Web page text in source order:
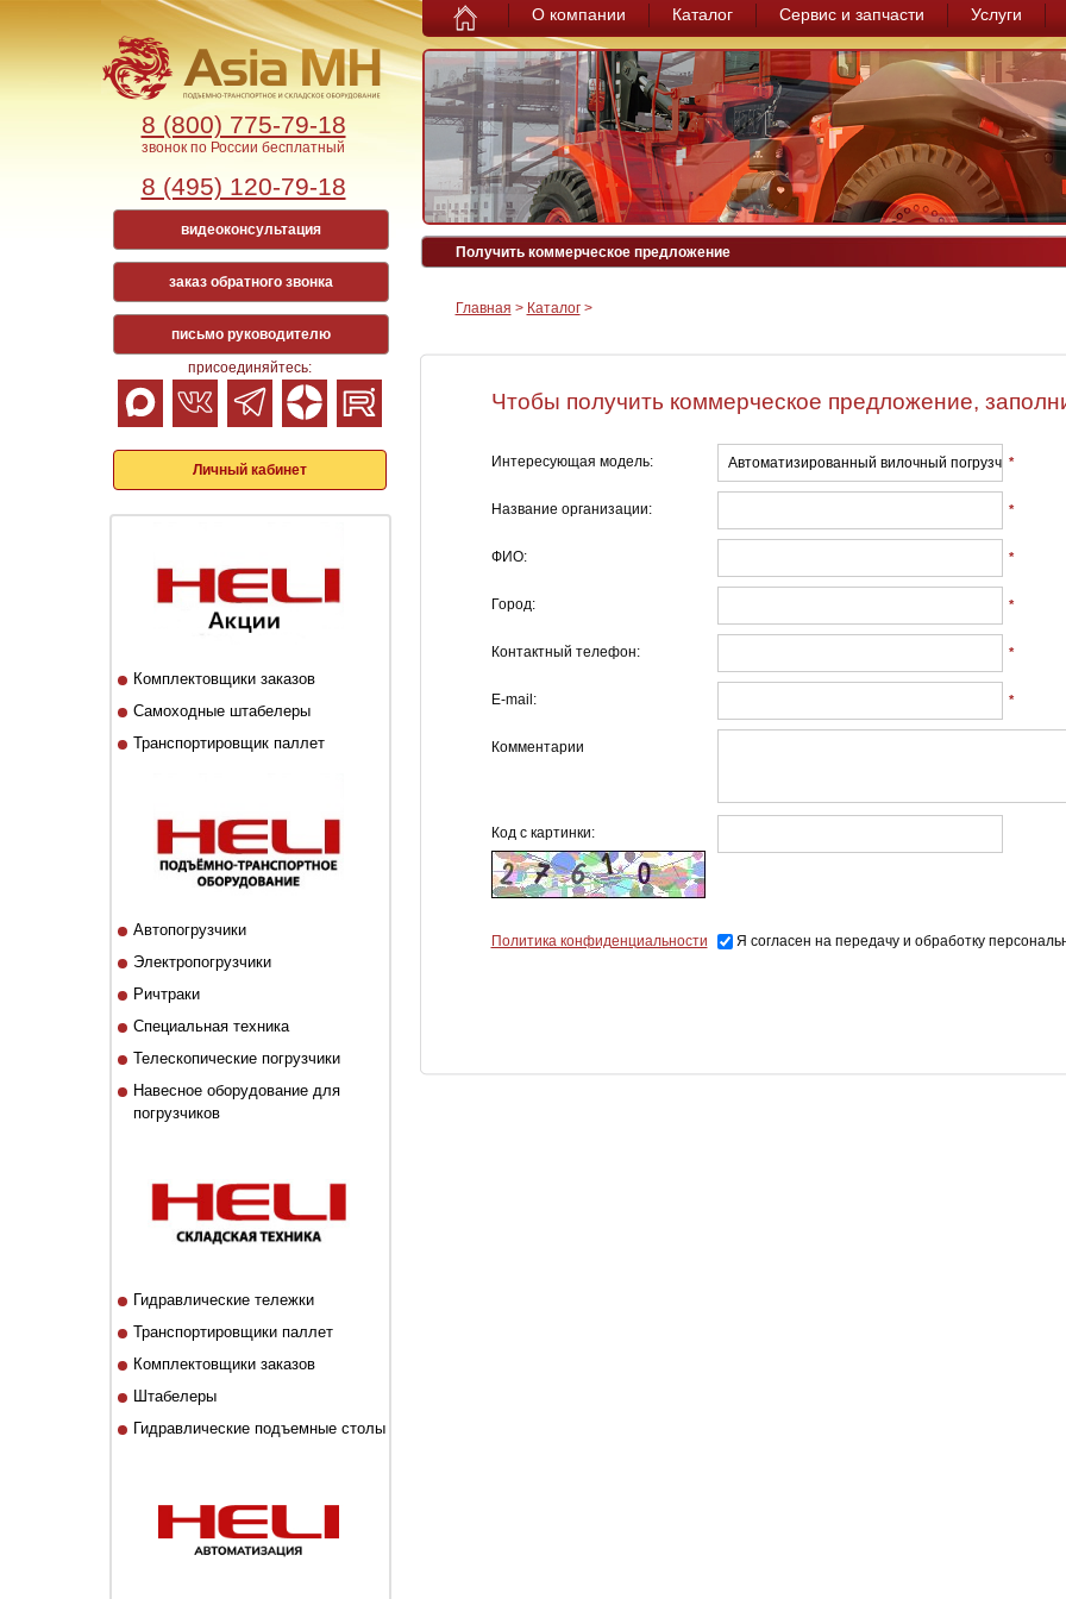
8 (800) 775-79-18
звонок по России бесплатный
8 (495) 120-79-18
видеоконсультация
заказ обратного звонка
письмо руководителю
присоединяйтесь:
Личный кабинет
Комплектовщики заказов
Самоходные штабелеры
Транспортировщик паллет
Автопогрузчики
Электропогрузчики
Ричтраки
Специальная техника
Телескопические погрузчики
Навесное оборудование для
погрузчиков
Гидравлические тележки
Транспортировщики паллет
Комплектовщики заказов
Штабелеры
Гидравлические подъемные столы
О компании Каталог Сервис и запчасти Услуги
Главная > Каталог>
Получить коммерческое предложение
Чтобы получить коммерческое предложение,
Интересующая модель: *
Название организации: *
ФИО: *
Город: *
Контактный телефон: *
E-mail: *
Комментарии
Код с картинки:
Политика конфиденциальности Я согласен на передачу и обработку